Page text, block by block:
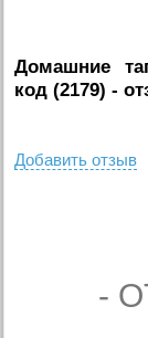
Домашние
код (2179) -
Добавить отзыв
-